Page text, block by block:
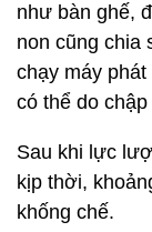
như bàn ghế,
non cũng chia
chạy máy
có thể do
Sau khi lực
kịp thời,
khống chế.